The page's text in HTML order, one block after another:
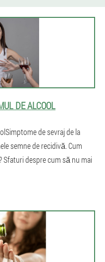
DE ALCOOL
de sevraj de la
semne de recidivă. Cum
Sfaturi despre cum să nu mai